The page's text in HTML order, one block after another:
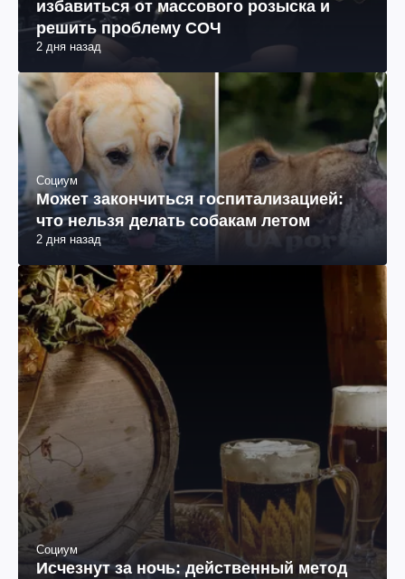
избавиться от массового розыска и
решить проблему СОЧ
2 дня назад
Социум
Может закончиться госпитализацией:
что нельзя делать собакам летом
2 дня назад
Социум
Исчезнут за ночь: действенный метод